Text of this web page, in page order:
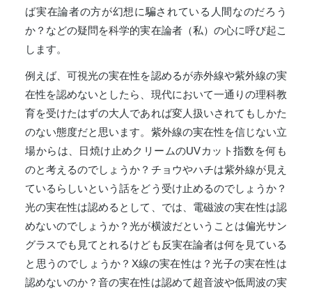
ば実在論者の方が幻想に騙されている人間なのだろう
か？などの疑問を科学的実在論者（私）の心に呼び起こ
します。
例えば、可視光の実在性を認めるが赤外線や紫外線の実
在性を認めないとしたら、現代において一通りの理科教
育を受けたはずの大人であれば変人扱いされてもしかた
のない態度だと思います。紫外線の実在性を信じない立
場からは、日焼け止めクリームのUVカット指数を何も
のと考えるのでしょうか？チョウやハチは紫外線が見え
ているらしいという話をどう受け止めるのでしょうか？
光の実在性は認めるとして、では、電磁波の実在性は認
めないのでしょうか？光が横波だということは偏光サン
グラスでも見てとれるけども反実在論者は何を見ている
と思うのでしょうか？X線の実在性は？光子の実在性は
認めないのか？音の実在性は認めて超音波や低周波の実